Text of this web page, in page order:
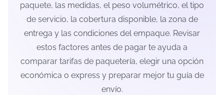
paquete, las medidas, el peso volumétrico, el tipo
de servicio, la cobertura disponible, la zona de
entrega y las condiciones del empaque. Revisar
estos factores antes de pagar te ayuda a
comparar tarifas de paquetería, elegir una opción
económica o express y preparar mejor tu guía de
envío.